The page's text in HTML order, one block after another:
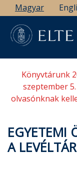
Ugrás
a
tartalomra
Magyar
Könyvtárunk
szeptember
olvasónknak
EGYETEMI
A